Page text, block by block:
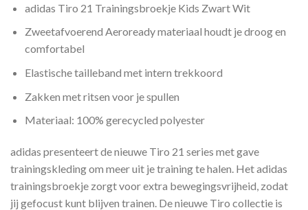
adidas Tiro 21 Trainingsbroekje Kids Zwart Wit
Zweetafvoerend Aeroready materiaal houdt je droog en
comfortabel
Elastische tailleband met intern trekkoord
Zakken met ritsen voor je spullen
Materiaal: 100% gerecycled polyester
adidas presenteert de nieuwe Tiro 21 series met gave
trainingskleding om meer uit je training te halen. Het adidas
trainingsbroekje zorgt voor extra bewegingsvrijheid, zodat
jij gefocust kunt blijven trainen. De nieuwe Tiro collectie is